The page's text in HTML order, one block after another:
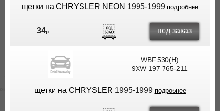
щетки на CHRYSLER NEON 1995-1999 подробнее
34р. под заказ
WBF.530(H)
9XW 197 765-211
щетки на CHRYSLER 1995-1999 подробнее